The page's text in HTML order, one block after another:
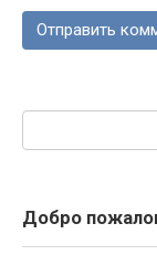
Поиск:
Добро